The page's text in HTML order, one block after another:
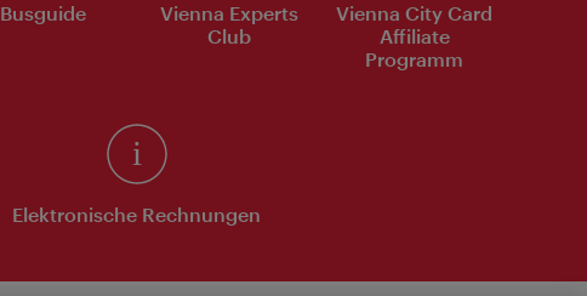
Busguide
Vienna Experts
Club
Vienna City Card
Affiliate
Programm
Elektronische Rechnungen